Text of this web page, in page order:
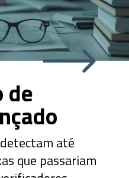
até
que passariam
de